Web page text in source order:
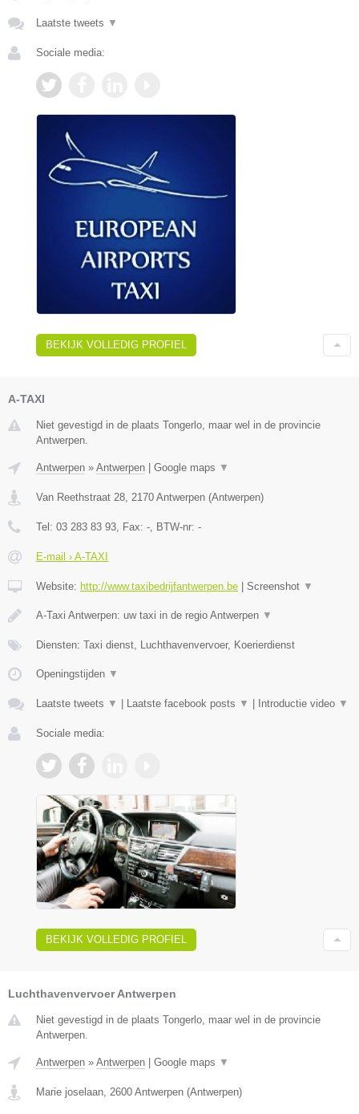
Laatste tweets ▼
Sociale media:
BEKIJK VOLLEDIG PROFIEL
A-TAXI
Niet gevestigd in de plaats Tongerlo, maar wel in de provincie
Antwerpen.
Antwerpen » Antwerpen Google maps ▼
Van Reethstraat 28, 2170 Antwerpen (Antwerpen)
Tel: 03 283 83 93, Fax: -, BTW-nr: -
E-mail › A-TAXI
Website: http://www.taxibedrijfantwerpen.be Screenshot ▼
A-Taxi Antwerpen: uw taxi in de regio Antwerpen ▼
Diensten: Taxi dienst, Luchthavenvervoer, Koerierdienst
Openingstijden ▼
Laatste tweets ▼ Laatste facebook posts ▼ Introductie video ▼
Sociale media:
BEKIJK VOLLEDIG PROFIEL
Luchthavenvervoer Antwerpen
Niet gevestigd in de plaats Tongerlo, maar wel in de provincie
Antwerpen.
Antwerpen » Antwerpen Google maps ▼
Marie joselaan 2600 Antwerpen (Antwerpen)